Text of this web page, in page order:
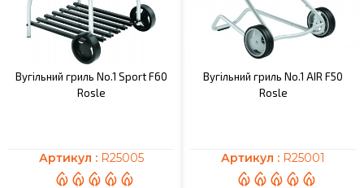
Вугільний гриль No.1 Sport F60
Rosle
Артикул : R25005
Вугільний гриль No.1 AIR F50
Rosle
Артикул : R25001